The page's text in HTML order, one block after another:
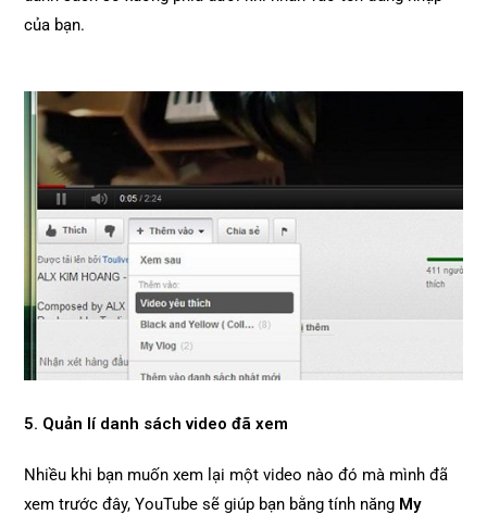
của bạn.
5. Quản lí danh sách video đã xem
Nhiều khi bạn muốn xem lại một video nào đó mà mình đã
xem trước đây, YouTube sẽ giúp bạn bằng tính năng My